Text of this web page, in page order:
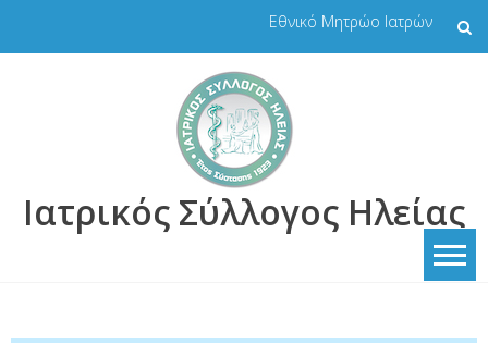
Εθνικό Μητρώο Ιατρών
Ιατρικός Σύλλογος Ηλείας